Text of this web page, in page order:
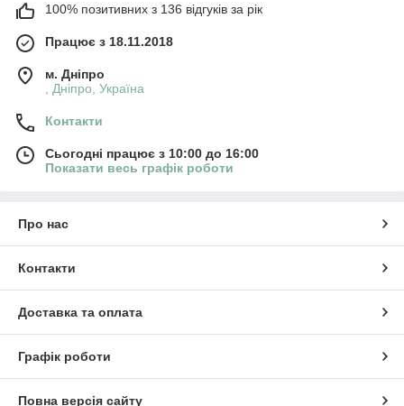
100% позитивних з 136 відгуків за рік
Працює з 18.11.2018
м. Дніпро
, Дніпро, Україна
Контакти
Сьогодні працює з 10:00 до 16:00
Показати весь графік роботи
Про нас
Контакти
Доставка та оплата
Графік роботи
Повна версія сайту